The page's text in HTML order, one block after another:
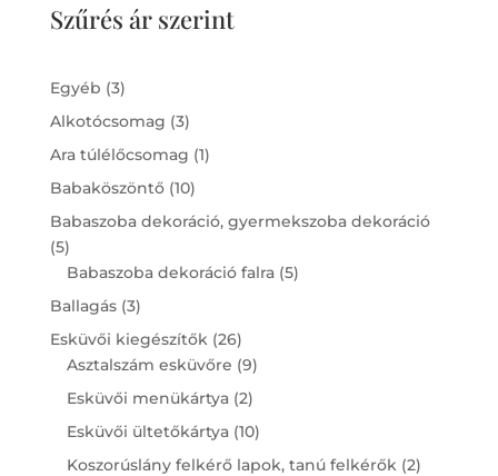
Szűrés ár szerint
Egyéb 33
products
Alkotócsomag 33
products
Ara túlélőcsomag 11
Babaköszöntő 1010
products
Babaszoba dekoráció, gyermekszoba dekoráció
55
products
Babaszoba dekoráció falra 55
Ballagás 33
products
Esküvői kiegészítők 2626
products
Asztalszám esküvőre 99
products
Esküvői menükártya 22
products
Esküvői ültetőkártya 1010
products
Koszorúslány felkérő lapok, tanú felkérők 22